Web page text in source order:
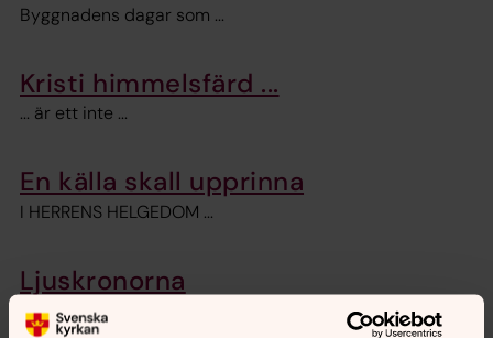
Byggnadens dagar som ...
Kristi himmelsfärd ...
... är ett inte ...
En källa skall upprinna
I HERRENS HELGEDOM ...
Ljuskronorna
tillhör de inventarier ...